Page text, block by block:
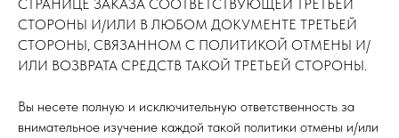
СТРАНИЦЕ ЗАКАЗА СООТВЕТСТВУЮЩЕЙ ТРЕТЬЕЙ
СТОРОНЫ И/ИЛИ В ЛЮБОМ ДОКУМЕНТЕ ТРЕТЬЕЙ
СТОРОНЫ, СВЯЗАННОМ С ПОЛИТИКОЙ ОТМЕНЫ И/
ИЛИ ВОЗВРАТА СРЕДСТВ ТАКОЙ ТРЕТЬЕЙ СТОРОНЫ.
Вы несете полную и исключительную ответственность за
внимательное изучение каждой такой политики отмены и/или